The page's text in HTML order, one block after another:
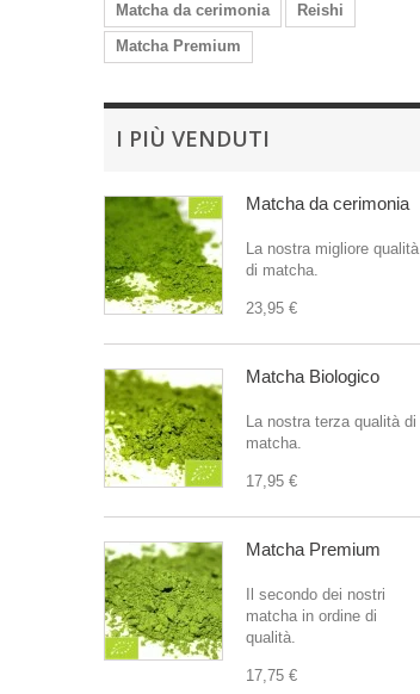
Matcha da cerimonia
Reishi
Matcha Premium
I PIÙ VENDUTI
Matcha da cerimonia
La nostra migliore qualità
di matcha.
23,95 €
Matcha Biologico
La nostra terza qualità di
matcha.
17,95 €
Matcha Premium
Il secondo dei nostri
matcha in ordine di
qualità.
17,75 €